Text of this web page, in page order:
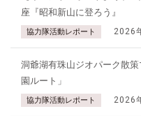
座『昭和新山に登ろう』
協力隊活動レポート 2026
洞爺湖有珠山ジオパーク散
園ルート」
協力隊活動レポート 2026